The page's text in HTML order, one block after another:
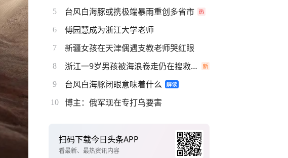
5 台风白海豚或携极端暴雨重创多省市
6 傅园慧成为浙江大学老师
7 新疆女孩在天津偶遇支教老师哭红眼
8 浙江一9岁男孩被海浪卷走仍在搜救中
9 台风白海豚闭眼意味着什么
10 博主：俄军现在专打乌要害
扫码下载今日头条APP
看最新、最热资讯内容